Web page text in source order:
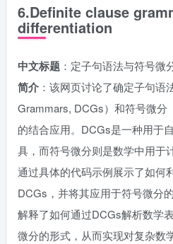
6.Definite clause
differentiation
中文标题 ：定子句语法与符号微
简介 ：该网页讨论了确定子句语
Grammars, DCGs）和符号微分
的结合应用。DCGs是一种用于
具，而符号微分则是数学中用于
通过具体的代码示例展示了如何
DCGs，并将其应用于符号微分
解释了如何通过DCGs解析数学
微分的形式，从而实现对复杂数